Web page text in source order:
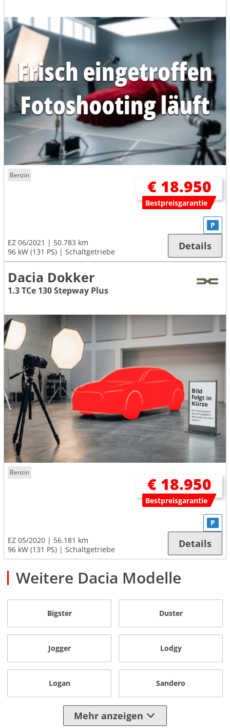
Benzin
€ 18.950
Bestpreisgarantie
EZ 06/2021
50.783 km
96 kW (131 PS)
Schaltgetriebe
P
Details
Dacia Dokker
1.3 TCe 130 Stepway Plus
Benzin
€ 18.950
Bestpreisgarantie
EZ 05/2020
56.181 km
96 kW (131 PS)
Schaltgetriebe
P
Details
Weitere Dacia Modelle
Bigster Duster
Jogger Lodgy
Logan Sandero
Mehr anzeigen